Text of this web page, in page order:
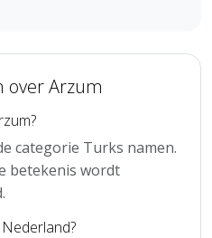
over Arzum
categorie Turks namen.
betekenis wordt